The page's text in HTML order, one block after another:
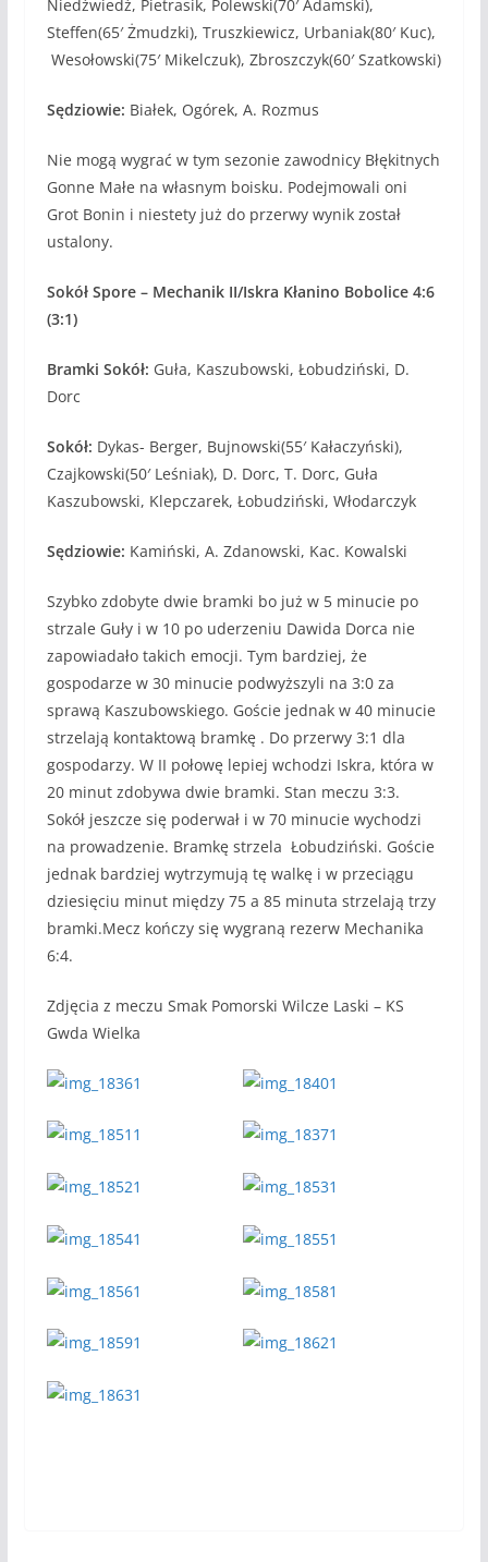
Niedźwiedź, Pietrasik, Polewski(70′ Adamski),
Steffen(65′ Żmudzki), Truszkiewicz, Urbaniak(80′ Kuc),
Wesołowski(75′ Mikelczuk), Zbroszczyk(60′ Szatkowski)
Sędziowie: Białek, Ogórek, A. Rozmus
Nie mogą wygrać w tym sezonie zawodnicy Błękitnych
Gonne Małe na własnym boisku. Podejmowali oni
Grot Bonin i niestety już do przerwy wynik został
ustalony.
Sokół Spore – Mechanik II/Iskra Kłanino Bobolice 4:6
(3:1)
Bramki Sokół: Guła, Kaszubowski, Łobudziński, D.
Dorc
Sokół: Dykas- Berger, Bujnowski(55′ Kałaczyński),
Czajkowski(50′ Leśniak), D. Dorc, T. Dorc, Guła
Kaszubowski, Klepczarek, Łobudziński, Włodarczyk
Sędziowie: Kamiński, A. Zdanowski, Kac. Kowalski
Szybko zdobyte dwie bramki bo już w 5 minucie po
strzale Guły i w 10 po uderzeniu Dawida Dorca nie
zapowiadało takich emocji. Tym bardziej, że
gospodarze w 30 minucie podwyższyli na 3:0 za
sprawą Kaszubowskiego. Goście jednak w 40 minucie
strzelają kontaktową bramkę . Do przerwy 3:1 dla
gospodarzy. W II połowę lepiej wchodzi Iskra, która w
20 minut zdobywa dwie bramki. Stan meczu 3:3.
Sokół jeszcze się poderwał i w 70 minucie wychodzi
na prowadzenie. Bramkę strzela Łobudziński. Goście
jednak bardziej wytrzymują tę walkę i w przeciągu
dziesięciu minut między 75 a 85 minuta strzelają trzy
bramki.Mecz kończy się wygraną rezerw Mechanika
6:4.
Zdjęcia z meczu Smak Pomorski Wilcze Laski – KS
Gwda Wielka